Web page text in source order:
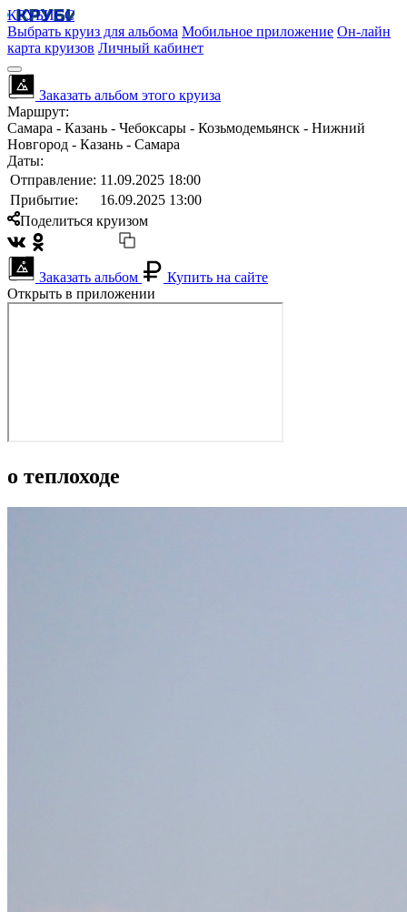
КРУБИСС
Выбрать круиз для альбома Мобильное приложение Он-лайн
карта круизов Личный кабинет
Заказать альбом этого круиза
Маршрут:
Самара - Казань - Чебоксары - Козьмодемьянск - Нижний
Новгород - Казань - Самара
Даты:
Отправление: 11.09.2025 18:00
Прибытие:
16.09.2025 13:00
Поделиться круизом
Заказать альбом
Купить на сайте
Открыть в приложении
о теплоходе